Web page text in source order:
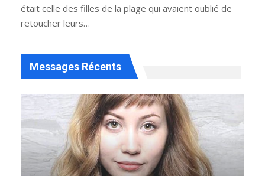
était celle des filles de la plage qui avaient oublié de
retoucher leurs…
Messages Récents